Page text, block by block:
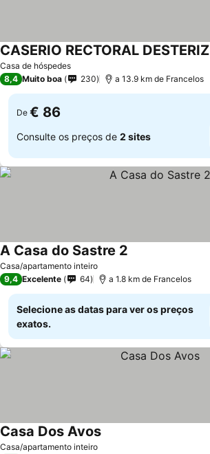
Casa de hóspedes
CASERIO RECTORAL DESTERIZ
8,4 Muito boa 230 a 13.9 km de Francelos
De € 86
Consulte os preços de 2 sites
Casa/apartamento inteiro
A Casa do Sastre 2
9,4 Excelente 64 a 1.8 km de Francelos
Selecione as datas para ver os preços
exatos.
Casa/apartamento inteiro
Casa Dos Avos